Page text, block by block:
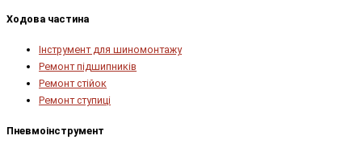
Ходова частина
Інструмент для шиномонтажу
Ремонт підшипників
Ремонт стійок
Ремонт ступиці
Пневмоінструмент